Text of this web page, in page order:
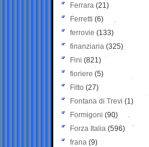
Ferrara (21)
Ferretti (6)
ferrovie (133)
finanziaria (325)
Fini (821)
fioriere (5)
Fitto (27)
Fontana di Trevi (1)
Formigoni (90)
Forza Italia (596)
frana (9)